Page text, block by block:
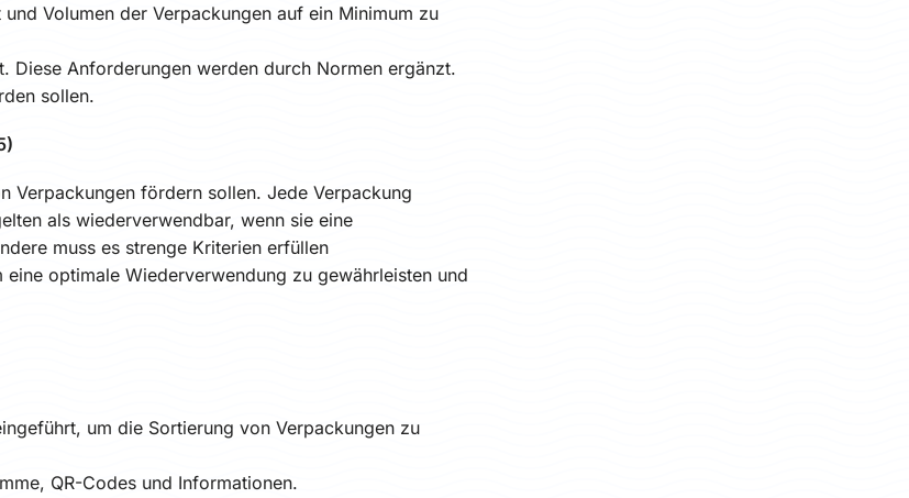
Volumen der Verpackungen auf ein Minimum zu
Anforderungen werden durch Normen ergänzt.
sollen.
Verpackungen fördern sollen. Jede Verpackung
als wiederverwendbar, wenn sie eine
muss es strenge Kriterien erfüllen
optimale Wiederverwendung zu gewährleisten und
um die Sortierung von Verpackungen zu
QR-Codes und Informationen.